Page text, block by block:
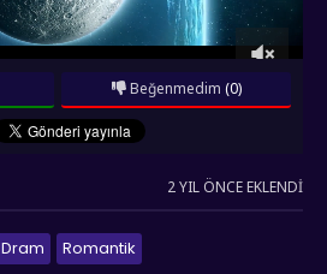
Beğenmedim (0)
2 YIL ÖNCE EKLENDI
Dram
Romantik